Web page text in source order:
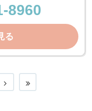
8960
る